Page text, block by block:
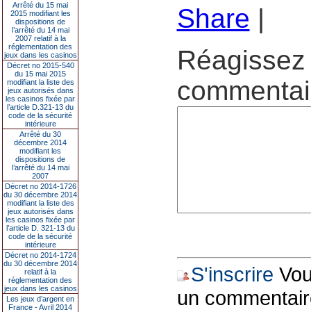
Arrêté du 15 mai
2015 modifiant les
dispositions de
l’arrêté du 14 mai
2007 relatif à la
réglementation des
jeux dans les casinos
Décret no 2015-540
du 15 mai 2015
modifiant la liste des
jeux autorisés dans
les casinos fixée par
l’article D.321-13 du
code de la sécurité
intérieure
Arrêté du 30
décembre 2014
modifiant les
dispositions de
l’arrêté du 14 mai
2007
Décret no 2014-1726
du 30 décembre 2014
modifiant la liste des
jeux autorisés dans
les casinos fixée par
l’article D. 321-13 du
code de la sécurité
intérieure
Décret no 2014-1724
du 30 décembre 2014
relatif à la
réglementation des
jeux dans les casinos
Les jeux d’argent en
France - Avril 2014
Share |
S'inscrire
un